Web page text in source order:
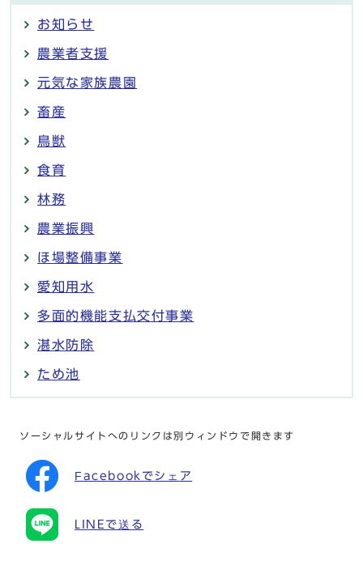
お知らせ
農業者支援
元気な家族農園
畜産
鳥獣
食育
林務
農業振興
ほ場整備事業
愛知用水
多面的機能支払交付事業
湛水防除
ため池
ソーシャルサイトへのリンクは別ウィンドウで開きます
Facebookでシェア
LINEで送る